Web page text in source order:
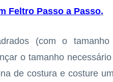
Feltro Passo a Passo.
(com o
o tamanho
de costura e costure